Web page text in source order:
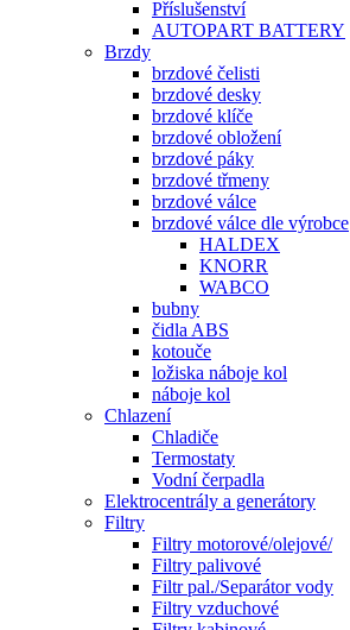
Příslušenství
AUTOPART BATTERY
Brzdy
brzdové čelisti
brzdové desky
brzdové klíče
brzdové obložení
brzdové páky
brzdové třmeny
brzdové válce
brzdové válce dle výrobce
HALDEX
KNORR
WABCO
bubny
čidla ABS
kotouče
ložiska náboje kol
náboje kol
Chlazení
Chladiče
Termostaty
Vodní čerpadla
Elektrocentrály a generátory
Filtry
Filtry motorové/olejové/
Filtry palivové
Filtr pal./Separátor vody
Filtry vzduchové